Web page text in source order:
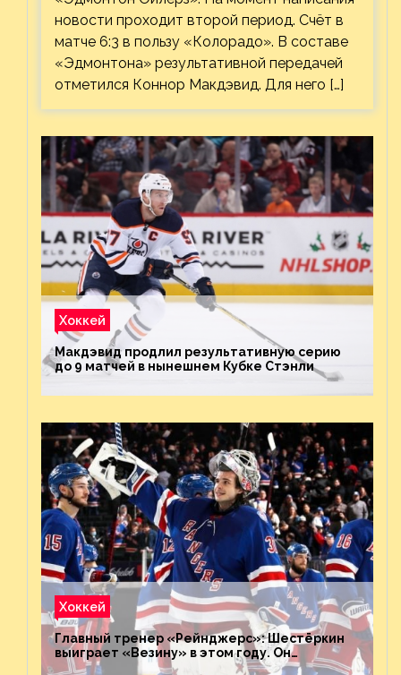
новости проходит второй период. Счёт в
матче 6:3 в пользу «Колорадо». В составе
«Эдмонтона» результативной передачей
отметился Коннор Макдэвид. Для него […]
Хоккей
Макдэвид продлил результативную серию
до 9 матчей в нынешнем Кубке Стэнли
Хоккей
Главный тренер «Рейнджерс»: Шестёркин
выиграет «Везину» в этом году. Он
невероятен